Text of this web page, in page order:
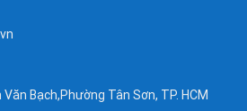
Bạch,Phường Tân Sơn, TP. HCM